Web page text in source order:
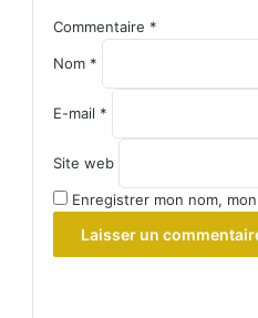
Commentaire *
Nom *
E-mail *
Site web
Enregistrer mon nom,